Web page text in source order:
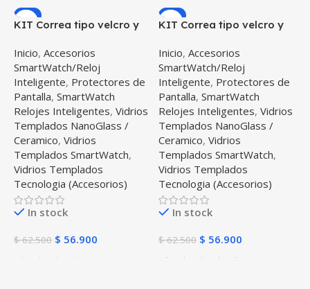
-9%
KIT Correa tipo velcro y
para Reloj Smartwatch
Samsung Galaxy Active
40mm
Inicio, Accesorios
SmartWatch/Reloj
Inteligente, Protectores de
Pantalla, SmartWatch
Relojes Inteligentes, Vidrios
Templados NanoGlass /
Ceramico, Vidrios
Templados SmartWatch,
Vidrios Templados
Tecnologia (Accesorios)
In stock
$62.500 $ 56.900
-9%
KIT Correa tipo velcro y
para Reloj Smartwatch
Huawei GT 2E 46mm
Inicio, Accesorios
SmartWatch/Reloj
Inteligente, Protectores de
Pantalla, SmartWatch
Relojes Inteligentes, Vidrios
Templados NanoGlass /
Ceramico, Vidrios
Templados SmartWatch,
Vidrios Templados
Tecnologia (Accesorios)
In stock
$62.500 $ 56.900